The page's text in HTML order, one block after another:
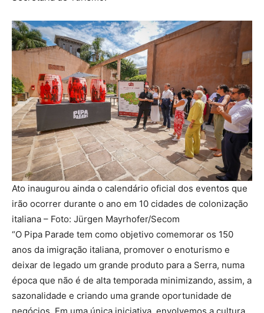
Ato inaugurou ainda o calendário oficial dos eventos que
irão ocorrer durante o ano em 10 cidades de colonização
italiana – Foto: Jürgen Mayrhofer/Secom
“O Pipa Parade tem como objetivo comemorar os 150
anos da imigração italiana, promover o enoturismo e
deixar de legado um grande produto para a Serra, numa
época que não é de alta temporada minimizando, assim, a
sazonalidade e criando uma grande oportunidade de